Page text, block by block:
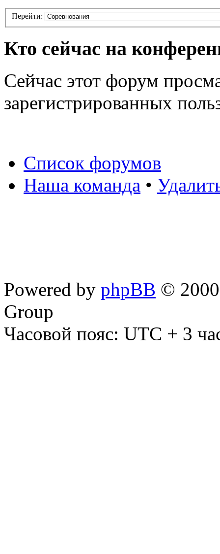
Перейти:
Кто сейчас на
Сейчас этот форум
зарегистрированных
Список форумов
Наша команда •
Powered by phpBB ©
Group
Часовой пояс: UTC + 3